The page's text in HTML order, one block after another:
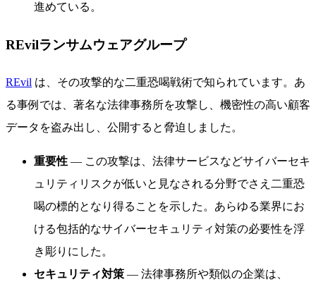
進めている。
REvilランサムウェアグループ
REvil は、その攻撃的な二重恐喝戦術で知られています。あ
る事例では、著名な法律事務所を攻撃し、機密性の高い顧客
データを盗み出し、公開すると脅迫しました。
重要性 — この攻撃は、法律サービスなどサイバーセキ
ュリティリスクが低いと見なされる分野でさえ二重恐
喝の標的となり得ることを示した。あらゆる業界にお
ける包括的なサイバーセキュリティ対策の必要性を浮
き彫りにした。
セキュリティ対策 — 法律事務所や類似の企業は、